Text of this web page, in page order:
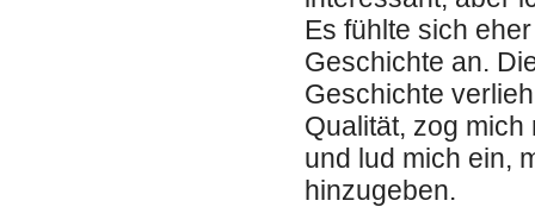
Es fühlte sich
Geschichte an.
Geschichte
Qualität, zog
und lud mich ein,
hinzugeben.